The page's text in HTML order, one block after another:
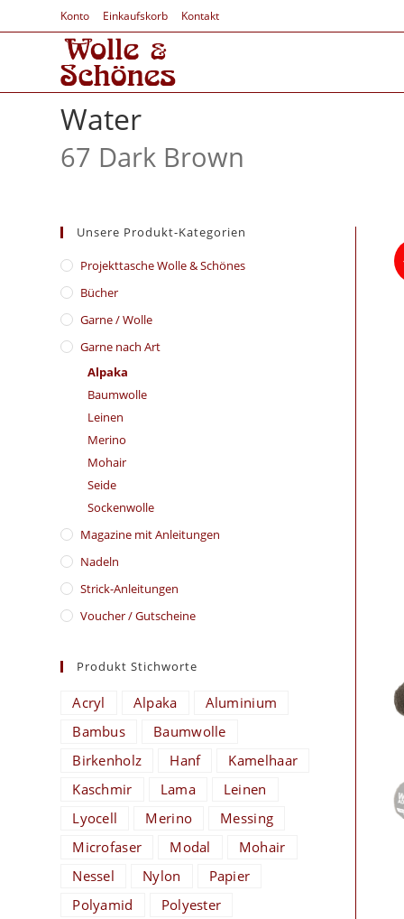
Konto Einkaufskorb Kontakt
Water
67 Dark Brown
Unsere Produkt-Kategorien
​Projekttasche Wolle & Schönes
Bücher
Garne / Wolle
Garne nach Art
Alpaka
Baumwolle
Leinen
Merino
Mohair
Seide
Sockenwolle
Magazine mit Anleitungen
Nadeln
Strick-Anleitungen
Voucher / Gutscheine
Produkt Stichworte
Acryl Alpaka
Aluminium
Bambus
Baumwolle
Birkenholz
Hanf
Kamelhaar
Kaschmir
Lama
Leinen
Lyocell
Merino
Messing
Microfaser
Modal
Mohair
Nessel
Nylon
Papier
Polyamid
Polyester